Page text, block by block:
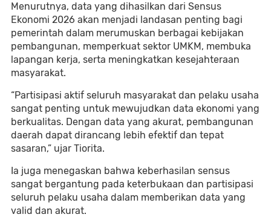
Menurutnya, data yang dihasilkan dari Sensus
Ekonomi 2026 akan menjadi landasan penting bagi
pemerintah dalam merumuskan berbagai kebijakan
pembangunan, memperkuat sektor UMKM, membuka
lapangan kerja, serta meningkatkan kesejahteraan
masyarakat.
“Partisipasi aktif seluruh masyarakat dan pelaku usaha
sangat penting untuk mewujudkan data ekonomi yang
berkualitas. Dengan data yang akurat, pembangunan
daerah dapat dirancang lebih efektif dan tepat
sasaran,” ujar Tiorita.
Ia juga menegaskan bahwa keberhasilan sensus
sangat bergantung pada keterbukaan dan partisipasi
seluruh pelaku usaha dalam memberikan data yang
valid dan akurat.